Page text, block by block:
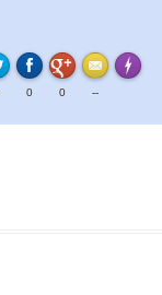
0 0 --
Made